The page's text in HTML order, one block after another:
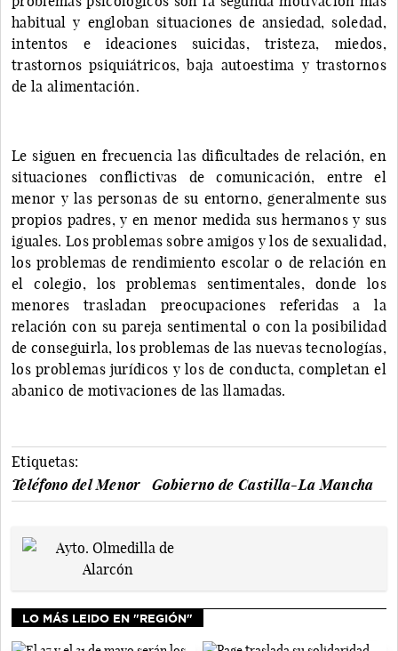
habitual y engloban situaciones de ansiedad, soledad,
intentos e ideaciones suicidas, tristeza, miedos,
trastornos psiquiátricos, baja autoestima y trastornos
de la alimentación.
Le siguen en frecuencia las dificultades de relación, en
situaciones conflictivas de comunicación, entre el
menor y las personas de su entorno, generalmente sus
propios padres, y en menor medida sus hermanos y sus
iguales. Los problemas sobre amigos y los de sexualidad,
los problemas de rendimiento escolar o de relación en
el colegio, los problemas sentimentales, donde los
menores trasladan preocupaciones referidas a la
relación con su pareja sentimental o con la posibilidad
de conseguirla, los problemas de las nuevas tecnologías,
los problemas jurídicos y los de conducta, completan el
abanico de motivaciones de las llamadas.
Etiquetas:
Teléfono del Menor
Gobierno de Castilla-La Mancha
LO MÁS LEIDO EN "REGIÓN"